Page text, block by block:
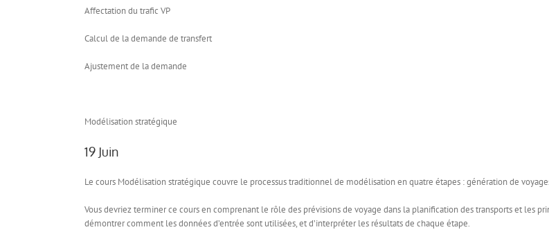
Affectation du trafic VP
Calcul de la demande de transfert
Ajustement de la demande
Modélisation stratégique
19 Juin
Le cours Modélisation stratégique couvre le processus traditionnel de modélisation en quatre étapes : génération de
Vous devriez terminer ce cours en comprenant le rôle des prévisions de voyage dans la planification des transports et les
démontrer comment les données d’entrée sont utilisées, et d’interpréter les résultats de chaque étape.